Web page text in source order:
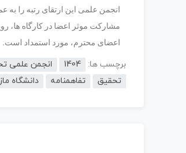
انجمن علمی این ارتقای رتبه را
مشارکت موثر اعضا در کارگاه ها،
اعضای محترم، مورد استمداد است.
برچسب ها: 1404 انجمن علمی
تحقیق
تفاهمنامه دانشگاه